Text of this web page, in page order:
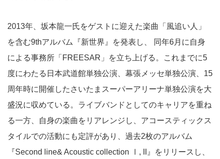
2013年、坂本龍一氏をゲストに迎えた楽曲「風追い人」
を含む9thアルバム『新世界』を発表し、 同年6月に自身
による事務所「FREESAR」を立ち上げる。これまでに5
度にわたる日本武道館単独公演、幕張メッセ単独公演、15
周年時に開催したさいたまスーパーアリーナ単独公演を大
盛況に収めている。ライブバンドとしてのキャリアを重ね
る一方、自身の楽曲をリアレンジし、アコースティックス
タイルでの活動にも定評があり、過去2枚のアルバム
『Second line& Acoustic collection Ⅰ, II』をリリースし、